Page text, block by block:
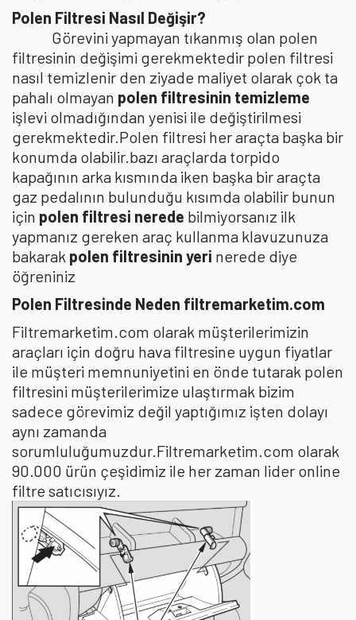
Polen Filtresi Nasıl Değişir?
Görevini yapmayan tıkanmış olan polen
filtresinin değişimi gerekmektedir polen filtresi
nasıl temizlenir den ziyade maliyet olarak çok ta
pahalı olmayan polen filtresinin temizleme
işlevi olmadığından yenisi ile değiştirilmesi
gerekmektedir.Polen filtresi her araçta başka bir
konumda olabilir.bazı araçlarda torpido
kapağının arka kısmında iken başka bir araçta
gaz pedalının bulunduğu kısımda olabilir bunun
için polen filtresi nerede bilmiyorsanız ilk
yapmanız gereken araç kullanma klavuzunuza
bakarak polen filtresinin yeri nerede diye
öğreniniz
Polen Filtresinde Neden filtremarketim.com
Filtremarketim.com olarak müşterilerimizin
araçları için doğru hava filtresine uygun fiyatlar
ile müşteri memnuniyetini en önde tutarak polen
filtresini müşterilerimize ulaştırmak bizim
sadece görevimiz değil yaptığımız işten dolayı
aynı zamanda
sorumluluğumuzdur.Filtremarketim.com olarak
90.000 ürün çeşidimiz ile her zaman lider online
filtre satıcısıyız.